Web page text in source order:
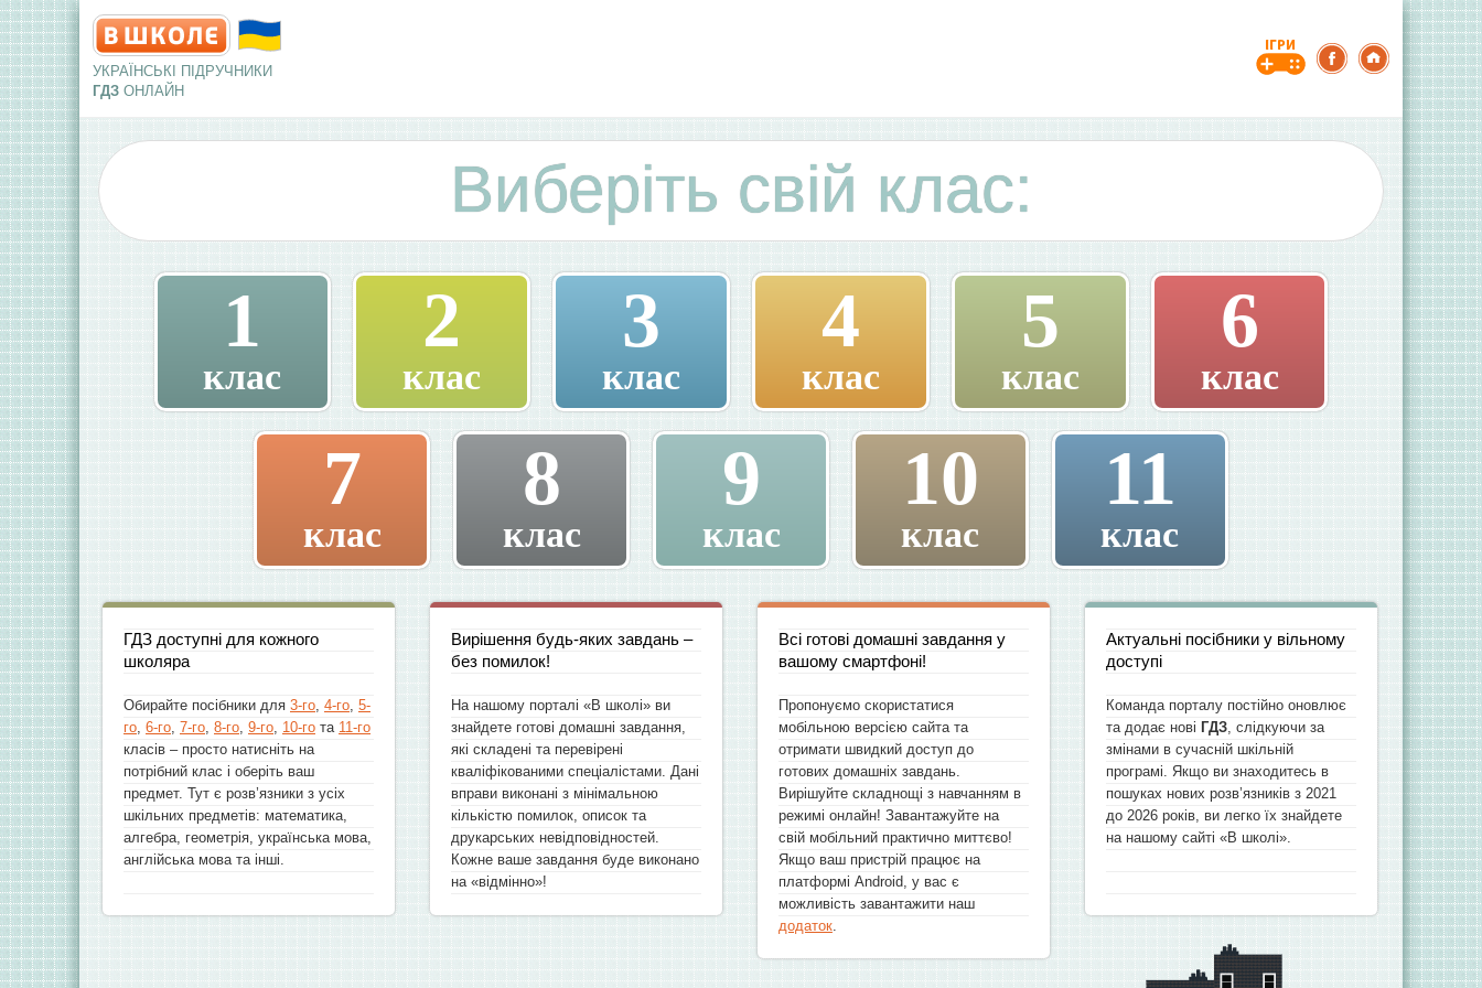
УКРАЇНСЬКІ ПІДРУЧНИКИ
ГДЗ ОНЛАЙН
Виберіть свій клас:
1
клас
2
клас
3
клас
4
клас
5
клас
6
клас
7
клас
8
клас
9
клас
10
клас
11
клас
ГДЗ доступні для кожного
школяра
Обирайте посібники для 3-го, 4-го, 5-
го, 6-го, 7-го, 8-го, 9-го, 10-го та 11-го
класів – просто натисніть на
потрібний клас і оберіть ваш
предмет. Тут є розв’язники з усіх
шкільних предметів: математика,
алгебра, геометрія, українська мова,
англійська мова та інші.
Вирішення будь-яких завдань –
без помилок!
На нашому порталі «В школі» ви
знайдете готові домашні завдання,
які складені та перевірені
кваліфікованими спеціалістами. Дані
вправи виконані з мінімальною
кількістю помилок, описок та
друкарських невідповідностей.
Кожне ваше завдання буде виконано
на «відмінно»!
Всі готові домашні завдання у
вашому смартфоні!
Пропонуємо скористатися
мобільною версією сайта та
отримати швидкий доступ до
готових домашніх завдань.
Вирішуйте складнощі з навчанням в
режимі онлайн! Завантажуйте на
свій мобільний практично миттєво!
Якщо ваш пристрій працює на
платформі Android, у вас є
можливість завантажити наш
додаток.
Актуальні посібники у вільному
доступі
Команда порталу постійно оновлює
та додає нові ГДЗ, слідкуючи за
змінами в сучасній шкільній
програмі. Якщо ви знаходитесь в
пошуках нових розв’язників з 2021
до 2026 років, ви легко їх знайдете
на нашому сайті «В школі».